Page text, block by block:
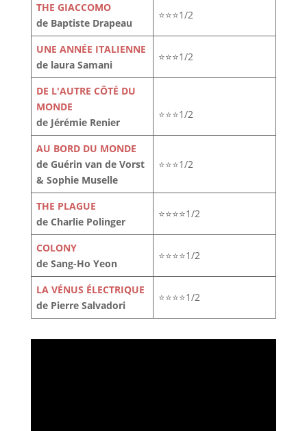
THE GIACCOMO
de Baptiste Drapeau
⭐⭐⭐1/2
UNE ANNÉE ITALIENNE
de laura Samani
⭐⭐⭐1/2
DE L'AUTRE CÔTÉ DU
MONDE
de Jérémie Renier
⭐⭐⭐1/2
AU BORD DU MONDE
de Guérin van de Vorst
& Sophie Muselle
⭐⭐⭐1/2
THE PLAGUE
de Charlie Polinger
⭐⭐⭐⭐1/2
COLONY
de Sang-Ho Yeon
⭐⭐⭐⭐1/2
LA VÉNUS ÉLECTRIQUE
de Pierre Salvadori
⭐⭐⭐⭐1/2